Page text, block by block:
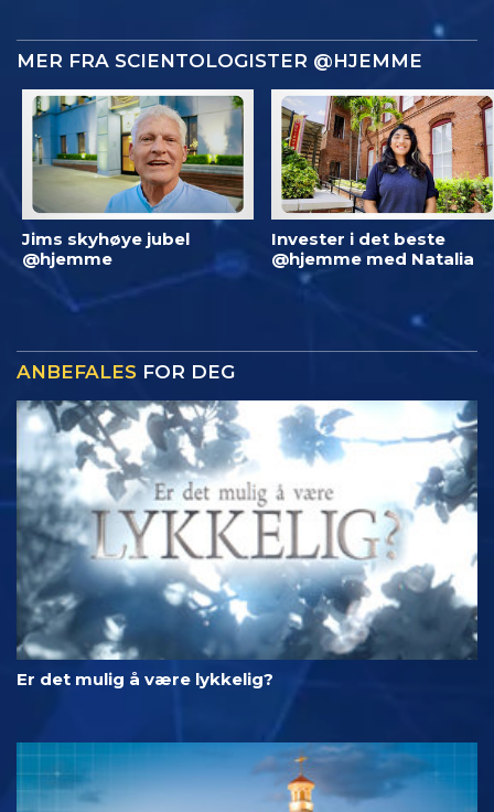
MER FRA SCIENTOLOGISTER @HJEMME
Jims skyhøye jubel
@hjemme
Invester i det beste
@hjemme med Natalia
ANBEFALES FOR DEG
Er det mulig å være lykkelig?